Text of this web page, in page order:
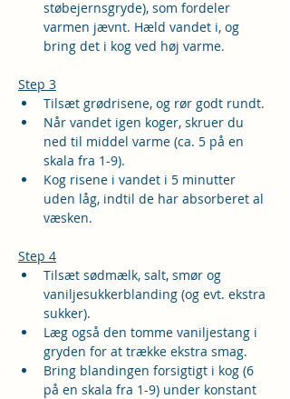
støbejernsgryde), som fordeler
varmen jævnt. Hæld vandet i, og
bring det i kog ved høj varme.
Step 3
Tilsæt grødrisene, og rør godt rundt.
Når vandet igen koger, skruer du
ned til middel varme (ca. 5 på en
skala fra 1-9).
Kog risene i vandet i 5 minutter
uden låg, indtil de har absorberet al
væsken.
Step 4
Tilsæt sødmælk, salt, smør og
vaniljesukkerblanding (og evt. ekstra
sukker).
Læg også den tomme vaniljestang i
gryden for at trække ekstra smag.
Bring blandingen forsigtigt i kog (6
på en skala fra 1-9) under konstant